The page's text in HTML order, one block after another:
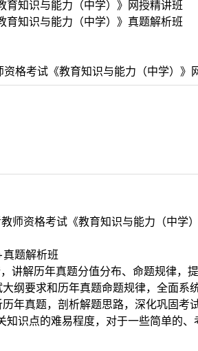
育知识与能力（中学）》网授精讲班
育知识与能力（中学）》真题解析班
格考试《教育知识与能力（中学）
师资格考试《教育知识与能力（中学
真题解析班
讲解历年真题分值分布、命题规律，
纲要求和历年真题命题规律，全面系
年真题，剖析解题思路，深化巩固考
知识点的难易程度，对于一些简单的